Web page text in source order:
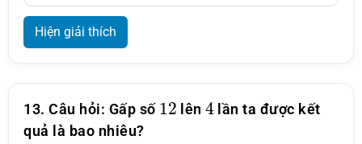
Hiện giải thích
13. Câu hỏi: Gấp số
12
lên
4
lần ta được kết
quả là bao nhiêu?